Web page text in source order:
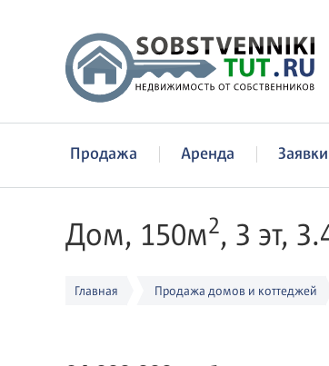
Продажа Аренда
Дом, 150м2, 3 эт,
Главная Продажа домов и коттеджей